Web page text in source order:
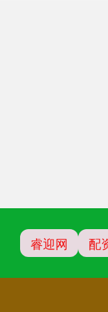
睿迎网 配